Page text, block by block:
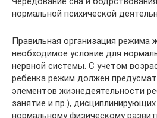
нормальной психической
Правильная организация режима
необходимое условие для
нервной системы. С учетом
ребенка режим должен
элементов жизнедеятельности
занятие и пр.),
нормальному физическому